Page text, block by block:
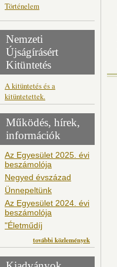
Történelem
Nemzeti
Újságírásért
Kitüntetés
A kitüntetés és a
kitüntetettek.
Működés, hírek,
információk
Az Egyesület 2025. évi
beszámolója
Negyed évszázad
Ünnepeltünk
Az Egyesület 2024. évi
beszámolója
"Életműdíj
további közlemények